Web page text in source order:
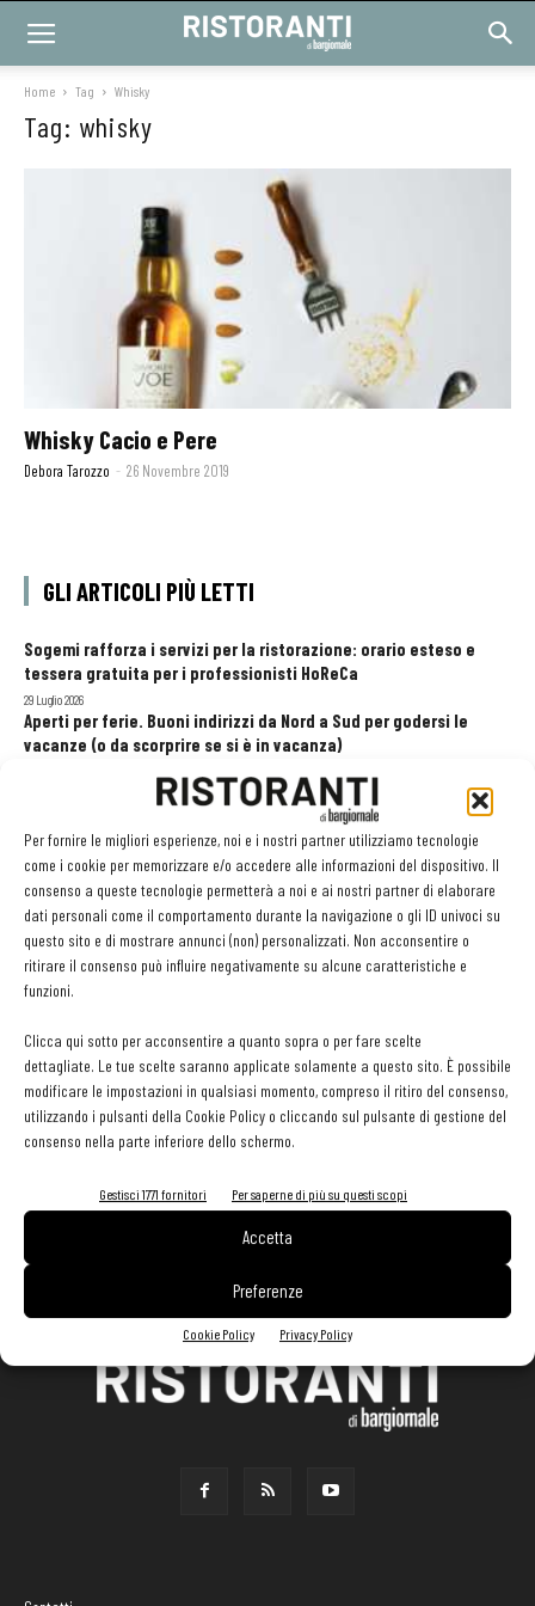
Per fornire le migliori esperienze, noi e i nostri partner utilizziamo tecnologie
come i cookie per memorizzare e/o accedere alle informazioni del dispositivo. Il
consenso a queste tecnologie permetterà a noi e ai nostri partner di elaborare
dati personali come il comportamento durante la navigazione o gli ID univoci su
questo sito e di mostrare annunci (non) personalizzati. Non acconsentire o
ritirare il consenso può influire negativamente su alcune caratteristiche e
funzioni.
Clicca qui sotto per acconsentire a quanto sopra o per fare scelte
dettagliate. Le tue scelte saranno applicate solamente a questo sito. È possibile
modificare le impostazioni in qualsiasi momento, compreso il ritiro del consenso,
utilizzando i pulsanti della Cookie Policy o cliccando sul pulsante di gestione del
consenso nella parte inferiore dello schermo.
Gestisci 1771 fornitori Per saperne di più su questi scopi
Accetta
Preferenze
Cookie Policy Privacy Policy
Home Tag Whisky
Tag: whisky
Whisky Cacio e Pere
Debora Tarozzo - 26 Novembre 2019
GLI ARTICOLI PIÙ LETTI
Sogemi rafforza i servizi per la ristorazione: orario esteso e
tessera gratuita per i professionisti HoReCa
29 Luglio 2026
Aperti per ferie. Buoni indirizzi da Nord a Sud per godersi le
vacanze (o da scorprire se si è in vacanza)
Pos, compagni di gestione. Le ultime soluzioni delle aziende
EDICOLA WEB